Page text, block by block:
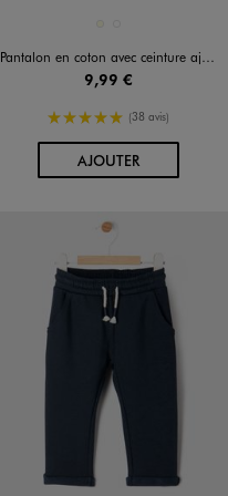
Pantalon en coton avec ceinture ajustable bébé fille
9,99 €
5/5 de moyenne
(38 avis)
AJOUTERAU PANIER